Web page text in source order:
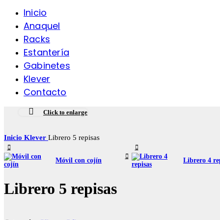
Inicio
Anaquel
Racks
Estantería
Gabinetes
Klever
Contacto
Click to enlarge
Inicio Klever Librero 5 repisas
Móvil con cojín Librero 4
Librero 5 repisas